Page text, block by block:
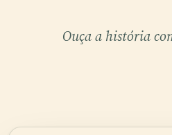
Ouça a história